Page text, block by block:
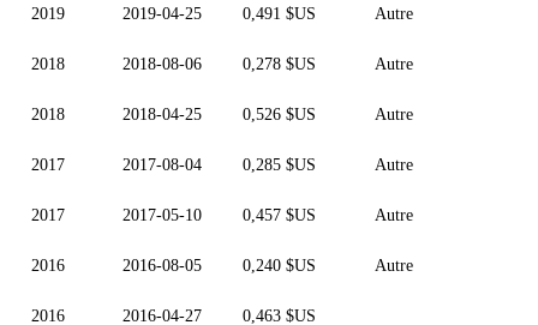
2019 2019-04-25 0,491 $US Autre
2018 2018-08-06 0,278 $US Autre
2018 2018-04-25 0,526 $US Autre
2017 2017-08-04 0,285 $US Autre
2017 2017-05-10 0,457 $US Autre
2016 2016-08-05 0,240 $US Autre
2016 2016-04-27 0,463 $US